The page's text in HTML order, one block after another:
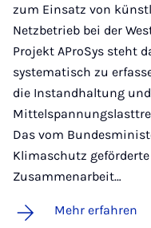
zum Einsatz von
Netzbetrieb bei der
Projekt AProSys steht
systematisch zu
die Instandhaltung
Das vom
Klimaschutz
Zusammenarbeit…
Mehr erfahren